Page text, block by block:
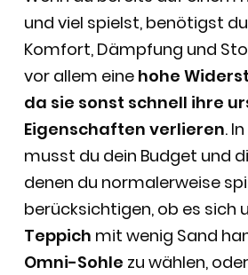
und viel spielst, benötigst
Komfort, Dämpfung und
vor allem eine hohe
da sie sonst schnell ihre
Eigenschaften verlieren.
musst du dein Budget und
denen du normalerweise
berücksichtigen, ob es sich
Teppich mit wenig Sand
Omni-Sohle zu wählen,